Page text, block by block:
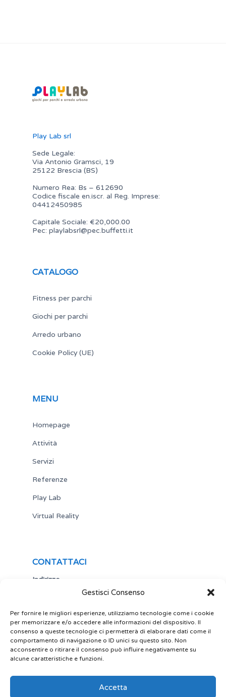
Gestisci Consenso
Per fornire le migliori esperienze, utilizziamo tecnologie come i cookie
per memorizzare e/o accedere alle informazioni del dispositivo. Il
consenso a queste tecnologie ci permetterà di elaborare dati come il
comportamento di navigazione o ID unici su questo sito. Non
acconsentire o ritirare il consenso può influire negativamente su
alcune caratteristiche e funzioni.
Accetta
Play Lab srl
Sede Legale:
Via Antonio Gramsci, 19
25122 Brescia (BS)
Numero Rea: Bs – 612690
Codice fiscale en.iscr. al Reg. Imprese:
04412450985
Capitale Sociale: €20,000.00
Pec: playlabsrl@pec.buffetti.it
CATALOGO
Fitness per parchi
Giochi per parchi
Arredo urbano
Cookie Policy (UE)
MENU
Homepage
Attività
Servizi
Referenze
Play Lab
Virtual Reality
CONTATTACI
Indirizzo
Via Antonio Gramsci,19
Italia
Telefono
+ 39 030 5356434
Email
site@play-lab.it